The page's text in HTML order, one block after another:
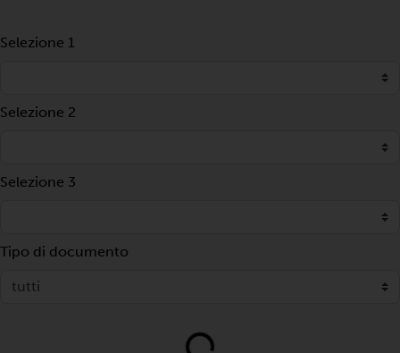
Selezione 1
Selezione 2
Selezione 3
Tipo di documento
Loading...